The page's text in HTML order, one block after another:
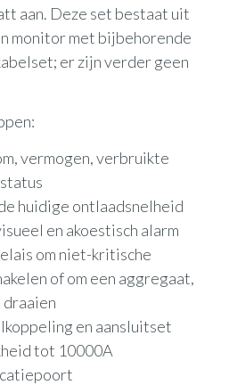
aan. Deze set bestaat uit
monitor met bijbehorende
er zijn verder geen
vermogen, verbruikte
huidige ontlaadsnelheid
en akoestisch alarm
om niet-kritische
of om een aggregaat,
en aansluitset
tot 10000A